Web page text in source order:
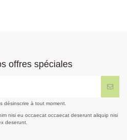
offres spéciales
désinscrire à tout moment.
nisi eu occaecat occaecat deserunt aliquip nisi
deserunt.